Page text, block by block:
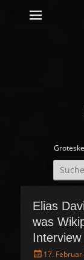
Suche
nach:
Elias
was
P
17.